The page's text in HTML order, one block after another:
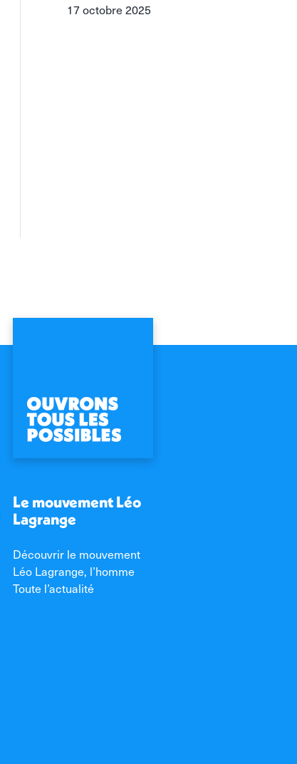
17 octobre 2025
Le mouvement Léo
Lagrange
Découvrir le mouvement
Léo Lagrange, l’homme
Toute l’actualité